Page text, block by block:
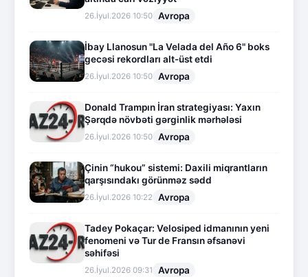
26.İyul.2026 10:50 Avropa
İbay Llanosun "La Velada del Año 6" boks
gecəsi rekordları alt-üst etdi
26.İyul.2026 10:50 Avropa
Donald Trampın İran strategiyası: Yaxın
Şərqdə növbəti gərginlik mərhələsi
26.İyul.2026 10:50 Avropa
Çinin “hukou” sistemi: Daxili miqrantların
qarşısındakı görünməz sədd
26.İyul.2026 10:22 Avropa
Tadey Pokaçar: Velosiped idmanının yeni
fenomeni və Tur de Fransın əfsanəvi
səhifəsi
26.İyul.2026 09:31 Avropa